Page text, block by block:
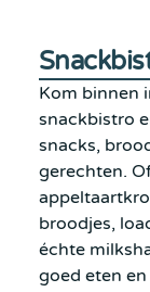
Kom binnen
snackbistro
snacks,
gerechten.
broodjes,
échte
goed eten